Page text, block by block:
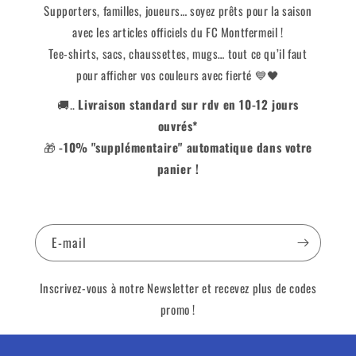
Supporters, familles, joueurs… soyez prêts pour la saison
avec les articles officiels du FC Montfermeil !
Tee-shirts, sacs, chaussettes, mugs… tout ce qu’il faut
pour afficher vos couleurs avec fierté 💙🖤
🚚.. Livraison standard sur rdv en 10-12 jours
ouvrés*
🎁-10% "supplémentaire" automatique dans votre
panier !
E-mail
Inscrivez-vous à notre Newsletter et recevez plus de codes
promo !